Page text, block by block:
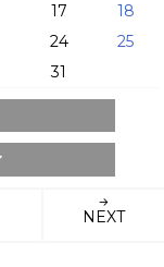
17
18
24
25
31
NEXT